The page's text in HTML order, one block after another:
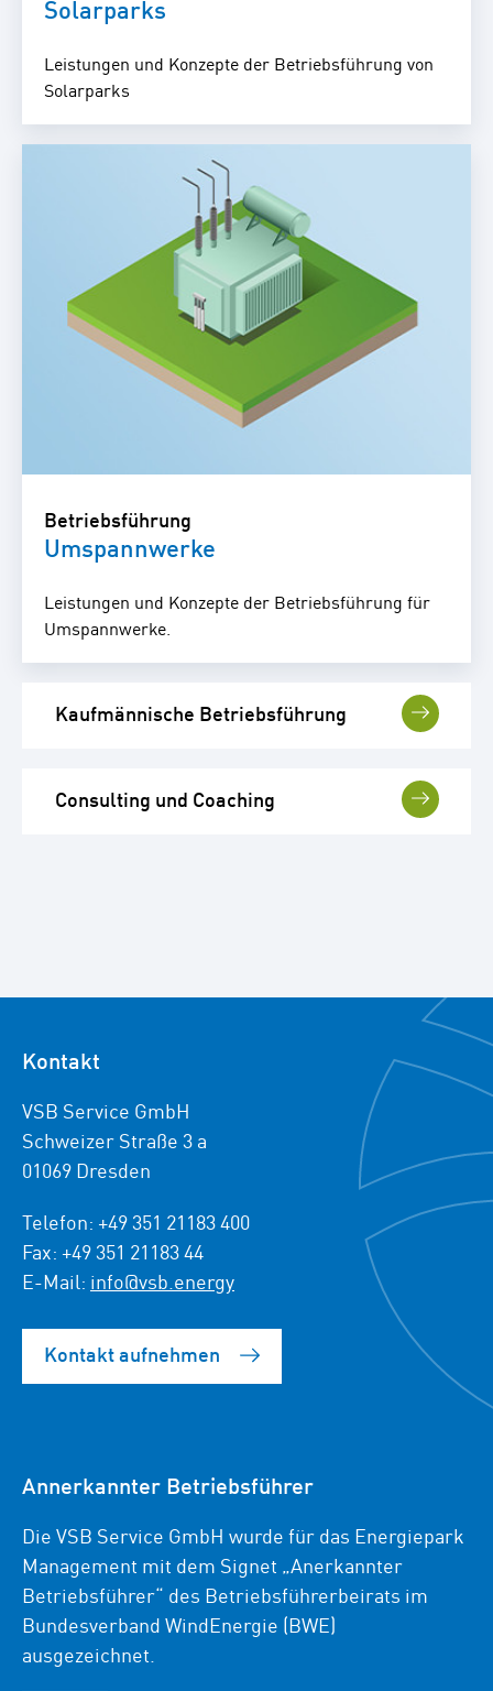
Solarparks
Leistungen und Konzepte der Betriebsführung von
Solarparks
Betriebsführung
Umspannwerke
Leistungen und Konzepte der Betriebsführung für
Umspannwerke.
Kaufmännische Betriebsführung
Consulting und Coaching
Kontakt
VSB Service GmbH
Schweizer Straße 3 a
01069 Dresden
Telefon: +49 351 21183 400
Fax: +49 351 21183 44
E-Mail: info@vsb.energy
Kontakt aufnehmen
Annerkannter Betriebsführer
Die VSB Service GmbH wurde für das Energiepark
Management mit dem Signet „Anerkannter
Betriebsführer“ des Betriebsführerbeirats im
Bundesverband WindEnergie (BWE)
ausgezeichnet.